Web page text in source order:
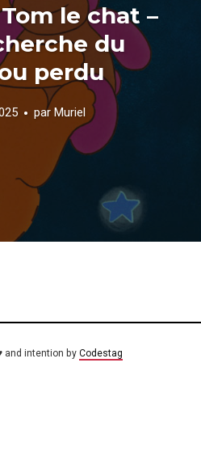
le chat –
du
perdu
par Muriel
and intention by Codestag